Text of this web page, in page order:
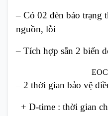
– Có 02 đèn báo trạng
nguồn, lỗi
– Tích hợp sẵn 2 biến
EOCRSS-
– 2 thời gian bảo vệ
+ D-time : thời gian